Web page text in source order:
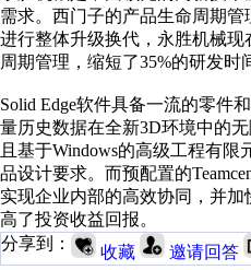
需求。西门子的产品生命周期
进行整体升级换代，永胜机械
周期管理，缩短了35%的研发
Solid Edge软件具备一流的零件
量历史数据在全新3D环境中的
且基于Windows的高级工程有
品设计要求。而预配置的
实现企业内部的高效协同，并
高了投资收益回报。
分享到：
收藏 邀请回答